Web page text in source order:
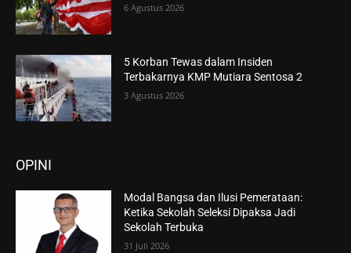
6 Agustus 2026
5 Korban Tewas dalam Insiden
Terbakarnya KMP Mutiara Sentosa 2
3 Agustus 2026
OPINI
Modal Bangsa dan Ilusi Pemerataan:
Ketika Sekolah Seleksi Dipaksa Jadi
Sekolah Terbuka
31 Juli 2026